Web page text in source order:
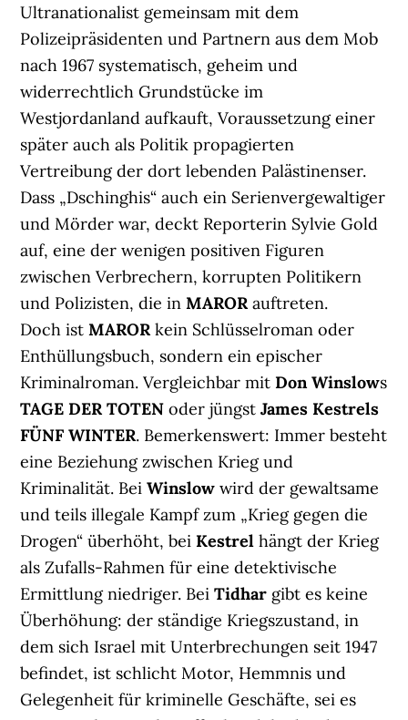
Ultranationalist gemeinsam mit dem
Polizeipräsidenten und Partnern aus dem Mob
nach 1967 systematisch, geheim und
widerrechtlich Grundstücke im
Westjordanland aufkauft, Voraussetzung einer
später auch als Politik propagierten
Vertreibung der dort lebenden Palästinenser.
Dass „Dschinghis“ auch ein Serienvergewaltiger
und Mörder war, deckt Reporterin Sylvie Gold
auf, eine der wenigen positiven Figuren
zwischen Verbrechern, korrupten Politikern
und Polizisten, die inMARORauftreten.
Doch istMARORkein Schlüsselroman oder
Enthüllungsbuch, sondern ein epischer
Kriminalroman. Vergleichbar mitDon Winslows
TAGE DER TOTENoder jüngstJames Kestrels
FÜNF WINTER. Bemerkenswert: Immer besteht
eine Beziehung zwischen Krieg und
Kriminalität. BeiWinslowwird der gewaltsame
und teils illegale Kampf zum „Krieg gegen die
Drogen“ überhöht, beiKestrelhängt der Krieg
als Zufalls-Rahmen für eine detektivische
Ermittlung niedriger. BeiTidhar gibt es keine
Überhöhung: der ständige Kriegszustand, in
dem sich Israel mit Unterbrechungen seit 1947
befindet, ist schlicht Motor, Hemmnis und
Gelegenheit für kriminelle Geschäfte, sei es